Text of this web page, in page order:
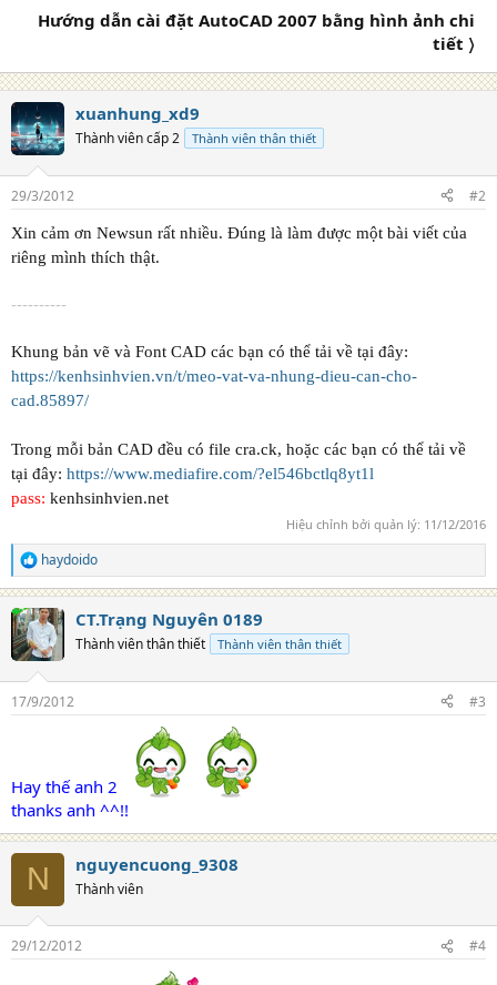
Hướng dẫn cài đặt AutoCAD 2007 bằng hình ảnh chi
tiết 〉
xuanhung_xd9
Thành viên cấp 2 Thành viên thân thiết
29/3/2012 #2
Xin cảm ơn Newsun rất nhiều. Đúng là làm được một bài viết của
riêng mình thích thật.
----------
Khung bản vẽ và Font CAD các bạn có thể tải về tại đây:
https://kenhsinhvien.vn/t/meo-vat-va-nhung-dieu-can-cho-
cad.85897/
Trong mỗi bản CAD đều có file cra.ck, hoặc các bạn có thể tải về
tại đây: https://www.mediafire.com/?el546bctlq8yt1l
pass: kenhsinhvien.net
Hiệu chỉnh bởi quản lý: 11/12/2016
R
e
c
t
i
s
haydoido
CT.Trạng Nguyên 0189
Thành viên thân thiết Thành viên thân thiết
17/9/2012 #3
Hay thế anh 2
thanks anh ^^!!
N nguyencuong_9308
Thành viên
29/12/2012 #4